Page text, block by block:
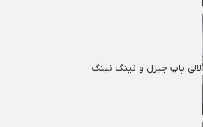
لالی پاپ جیزل و نینگ نینگ